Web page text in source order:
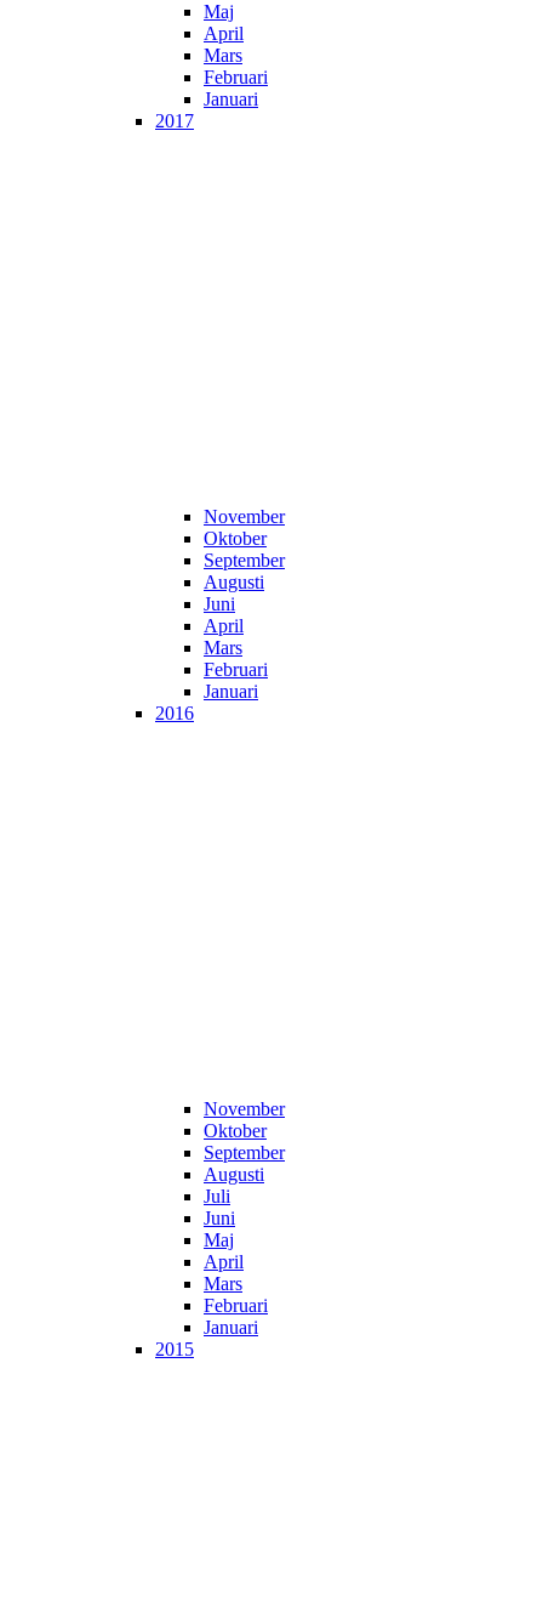
Maj
April
Mars
Februari
Januari
2017
November
Oktober
September
Augusti
Juni
April
Mars
Februari
Januari
2016
November
Oktober
September
Augusti
Juli
Juni
Maj
April
Mars
Februari
Januari
2015